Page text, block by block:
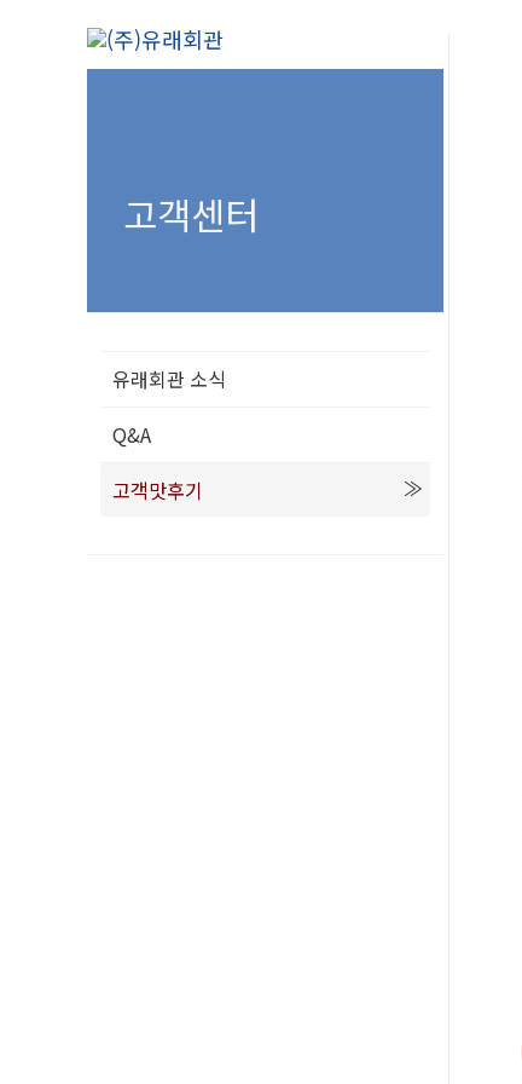
고객센터
유래회관 소식
Q&A
고객맛후기